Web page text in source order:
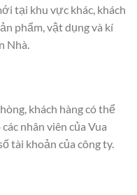
tại khu vực khác, khách
phẩm, vật dụng và kí
Nhà.
khách hàng có thể
nhân viên của Vua
tài khoản của công ty.